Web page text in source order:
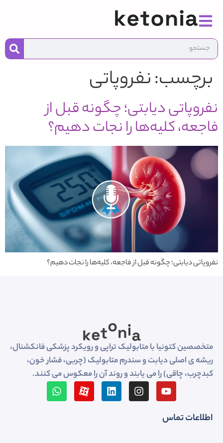
برچسب:نفروپاتی
نفروپاتی دیابتی؛ چگونه قبل از
فاجعه، کلیه‌ها را نجات دهیم؟
نفروپاتی دیابتی؛ چگونه قبل از فاجعه، کلیه‌ها را نجات دهیم؟
متخصصین کتونیا با متابولیک تراپی و رویکرد پزشکی فانکشنال،
ریشه ی اصلی دیابت و سندرم متابولیک (چربی، فشار خون،
کبدچرب، چاقی) را می یابند و روند آن را معکوس می کنند.
اطلاعات تماس